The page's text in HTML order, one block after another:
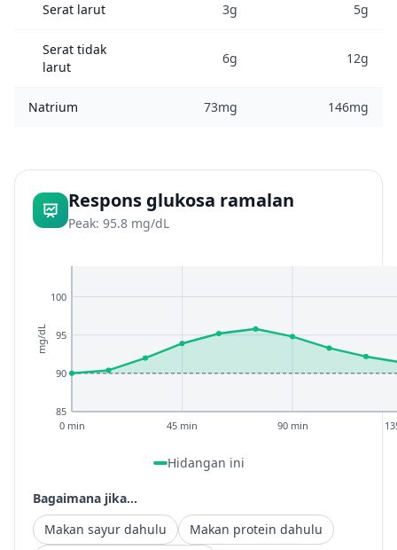
Serat larut 3g 5g
Serat tidak
larut
6g 12g
Natrium 73mg 146mg
Respons glukosa ramalan
Peak: 95.8 mg/dL
85
90
95
100
0 min 45 min 90 min
mg/dL
Hidangan ini
Bagaimana jika...
Makan sayur dahulu
Makan protein dahulu